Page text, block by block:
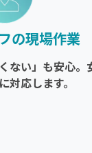
の現場作業
ない」も安心。
対応します。